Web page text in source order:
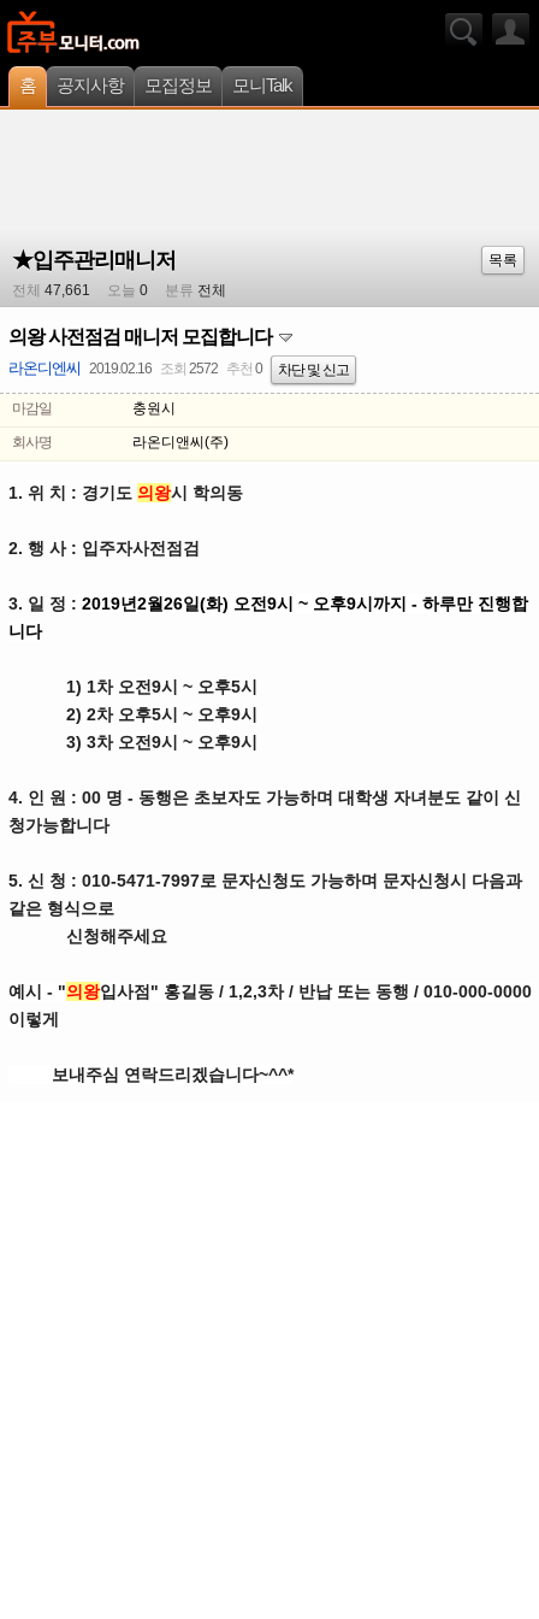
홈 공지사항 모집정보 모니Talk
★입주관리매니저
목록
전체 47,661 오늘 0 분류 전체
의왕 사전점검 매니저 모집합니다
라온디엔씨 2019.02.16 조회 2572 추천 0 차단 및 신고
마감일
충원시
회사명
라온디앤씨(주)
1. 위 치 : 경기도 의왕시 학의동
2. 행 사 : 입주자사전점검
3. 일 정 : 2019년2월26일(화) 오전9시 ~ 오후9시까지 - 하루만 진행합
니다
1) 1차 오전9시 ~ 오후5시
2) 2차 오후5시 ~ 오후9시
3) 3차 오전9시 ~ 오후9시
4. 인 원 : 00 명 - 동행은 초보자도 가능하며 대학생 자녀분도 같이 신
청가능합니다
5. 신 청 : 010-5471-7997로 문자신청도 가능하며 문자신청시 다음과
같은 형식으로
신청해주세요
예시 - "의왕입사점" 홍길동 / 1,2,3차 / 반납 또는 동행 / 010-000-0000
이렇게
보내주심 연락드리겠습니다~^^*